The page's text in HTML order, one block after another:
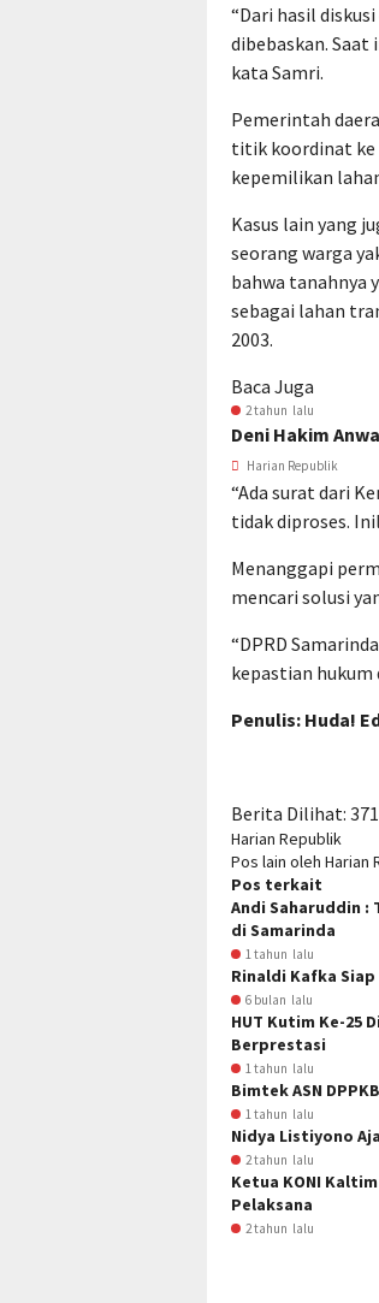
“Dari hasil
dibebaskan.
kata Samri.
Pemerintah
titik koordinat ke
kepemilikan
Kasus lain yang
seorang warga
bahwa tanahnya
sebagai lahan
2003.
Baca Juga
2 tahun lalu
Deni Hakim
Harian Republik
“Ada surat dari
tidak diproses.
Menanggapi
mencari solusi
“DPRD
kepastian hukum
Penulis: Huda!
Berita Dilihat: 371
Harian Republik
Pos lain oleh Harian
Pos terkait
Andi Saharuddin :
di Samarinda
1 tahun lalu
Rinaldi Kafka
6 bulan lalu
HUT Kutim Ke-25
Berprestasi
1 tahun lalu
Bimtek ASN
1 tahun lalu
Nidya Listiyono
2 tahun lalu
Ketua KONI
Pelaksana
2 tahun lalu